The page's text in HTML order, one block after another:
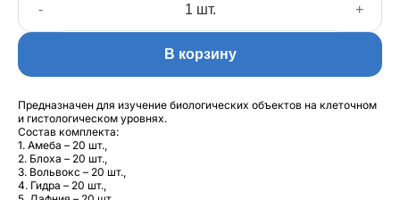
- +
В корзину
Предназначен для изучение биологических объектов на клеточном
и гистологическом уровнях.
Состав комплекта:
1. Амеба – 20 шт.,
2. Блоха – 20 шт.,
3. Вольвокс – 20 шт.,
4. Гидра – 20 шт.,